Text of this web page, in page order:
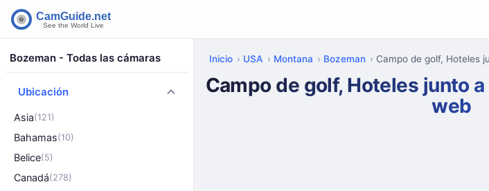
Bozeman - Todas las cámaras
Ubicación
Asia(121)
Bahamas(10)
Belice(5)
Canadá(278)
Inicio USA Montana Bozeman Campo de golf, Hoteles
Campo de golf, Hoteles junto
web